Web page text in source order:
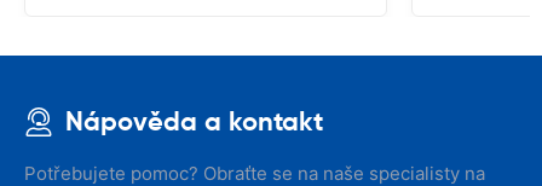
Nápověda a kontakt
Potřebujete pomoc? Obraťte se na naše specialisty na